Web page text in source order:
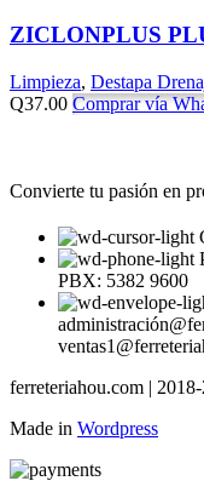
ZICLONPLUS
Limpieza, Destapa
Q37.00 Comprar vía
Convierte tu pasión en
PBX: 5382 9600
ferreteriahou.com |
Made in Wordpress